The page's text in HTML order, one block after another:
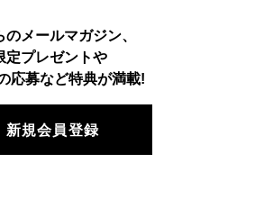
。大胆なコントラ
レイヤードの先に
喜び、明るいスピ
ルドウォータースーザ
】
Facebook Pinterest LINE
メールマガジン、
定プレゼントや
応募など特典が満載!
新規会員登録